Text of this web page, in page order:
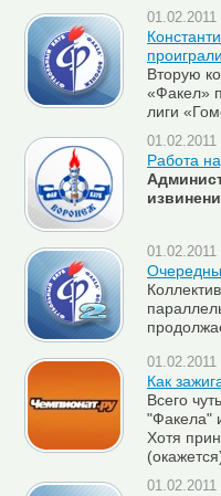
Вторую
«Факел»
лиги
Работа
Как
Всего
"Факела"
Хотя